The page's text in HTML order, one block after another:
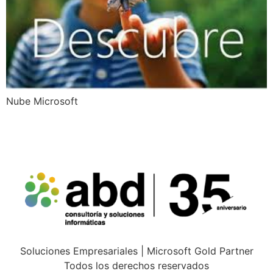
Nube Microsoft
Soluciones Empresariales | Microsoft Gold Partner
Todos los derechos reservados